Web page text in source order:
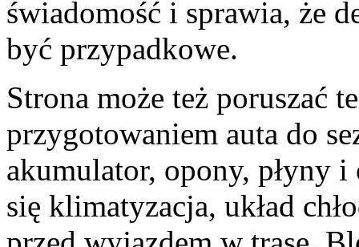
świadomość i sprawia, że
być przypadkowe.
Strona może też poruszać
przygotowaniem auta do
akumulator, opony, płyny i
się klimatyzacja, układ